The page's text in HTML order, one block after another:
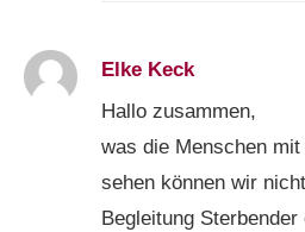
Elke Keck
Hallo zusammen,
was die Menschen
sehen können wir
Begleitung